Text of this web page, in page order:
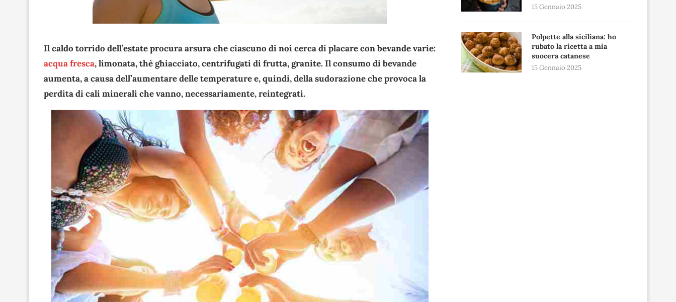
Il caldo torrido dell’estate procura arsura che ciascuno di noi cerca di placare con bevande varie:
acqua fresca, limonata, thè ghiacciato, centrifugati di frutta, granite. Il consumo di bevande
aumenta, a causa dell’aumentare delle temperature e, quindi, della sudorazione che provoca la
perdita di cali minerali che vanno, necessariamente, reintegrati.
15 Gennaio 2025
Polpette alla siciliana: ho
rubato la ricetta a mia
suocera catanese
15 Gennaio 2025